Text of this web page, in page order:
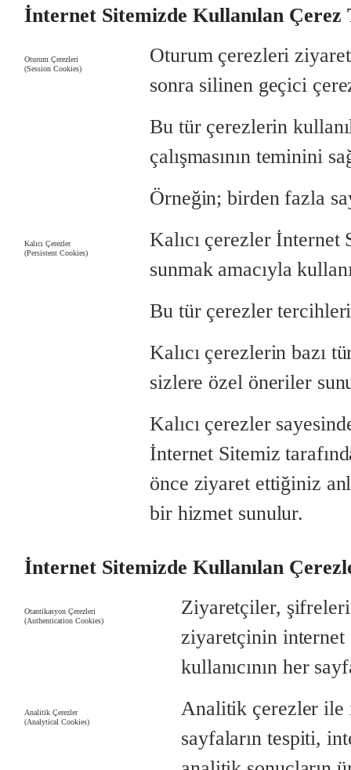
İnternet Sitemizde Kullanılan
Oturum Çerezleri
(Session Cookies)
Oturum çerezleri
sonra silinen geçici
Bu tür çerezlerin
çalışmasının teminini
Örneğin; birden fazla
Kalıcı Çerezler
(Persistent Cookies)
Kalıcı çerezler
sunmak amacıyla
Bu tür çerezler
Kalıcı çerezlerin bazı
sizlere özel öneriler
Kalıcı çerezler
İnternet Sitemiz
önce ziyaret ettiğiniz
bir hizmet sunulur.
İnternet Sitemizde Kullanılan
Otantikasyon Çerezleri
(Authentication Cookies)
Ziyaretçiler,
ziyaretçinin internet
kullanıcının her
Analitik Çerezler
(Analytical Cookies)
Analitik çerezler ile
sayfaların tespiti,